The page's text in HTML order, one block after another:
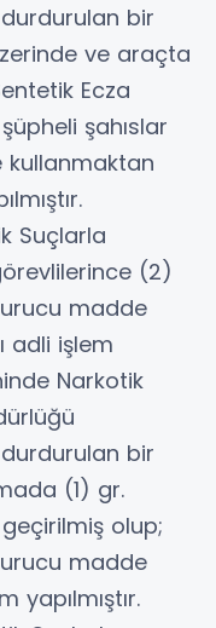
bir
ve araçta
Ecza
şahıslar
kullanmaktan
Suçlarla
(2)
madde
adli işlem
Narkotik
bir
(1) gr.
olup;
madde
yapılmıştır.